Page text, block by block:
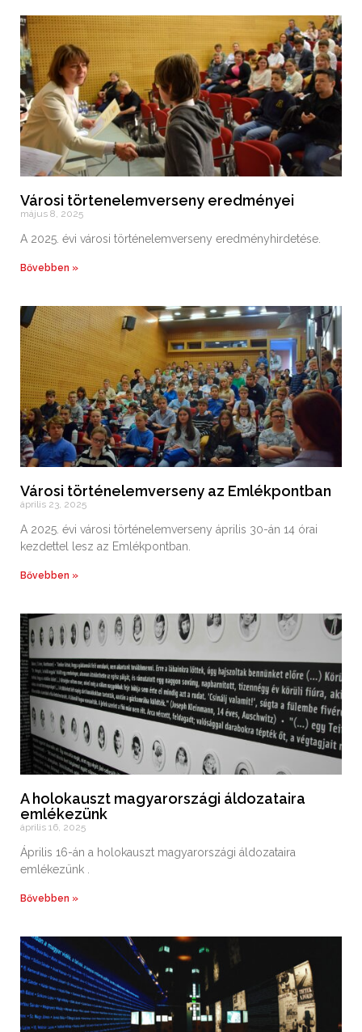
Városi törtenelemverseny eredményei
május 8, 2025
A 2025. évi városi történelemverseny eredményhirdetése.
Bővebben »
Városi történelemverseny az Emlékpontban
április 23, 2025
A 2025. évi városi történelemverseny április 30-án 14 órai
kezdettel lesz az Emlékpontban.
Bővebben »
A holokauszt magyarországi áldozataira
emlékezünk
április 16, 2025
Április 16-án a holokauszt magyarországi áldozataira
emlékezünk .
Bővebben »